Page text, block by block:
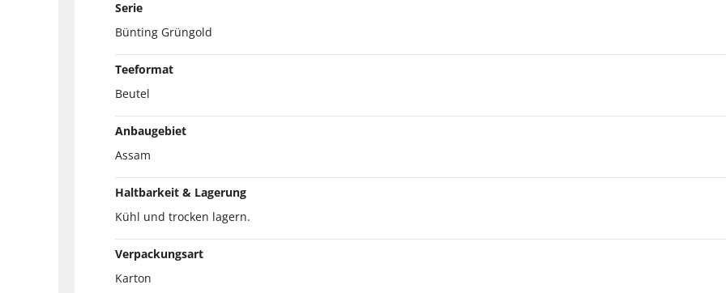
Serie
Bünting Grüngold
Teeformat
Beutel
Anbaugebiet
Assam
Haltbarkeit & Lagerung
Kühl und trocken lagern.
Verpackungsart
Karton